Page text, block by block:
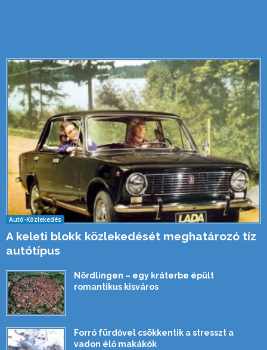
Autó-Közlekedés
A keleti blokk közlekedését meghatározó tíz
autótípus
Nördlingen – egy kráterbe épült
romantikus kisváros
Forró fürdővel csökkentik a stresszt a
vadon élő makákók